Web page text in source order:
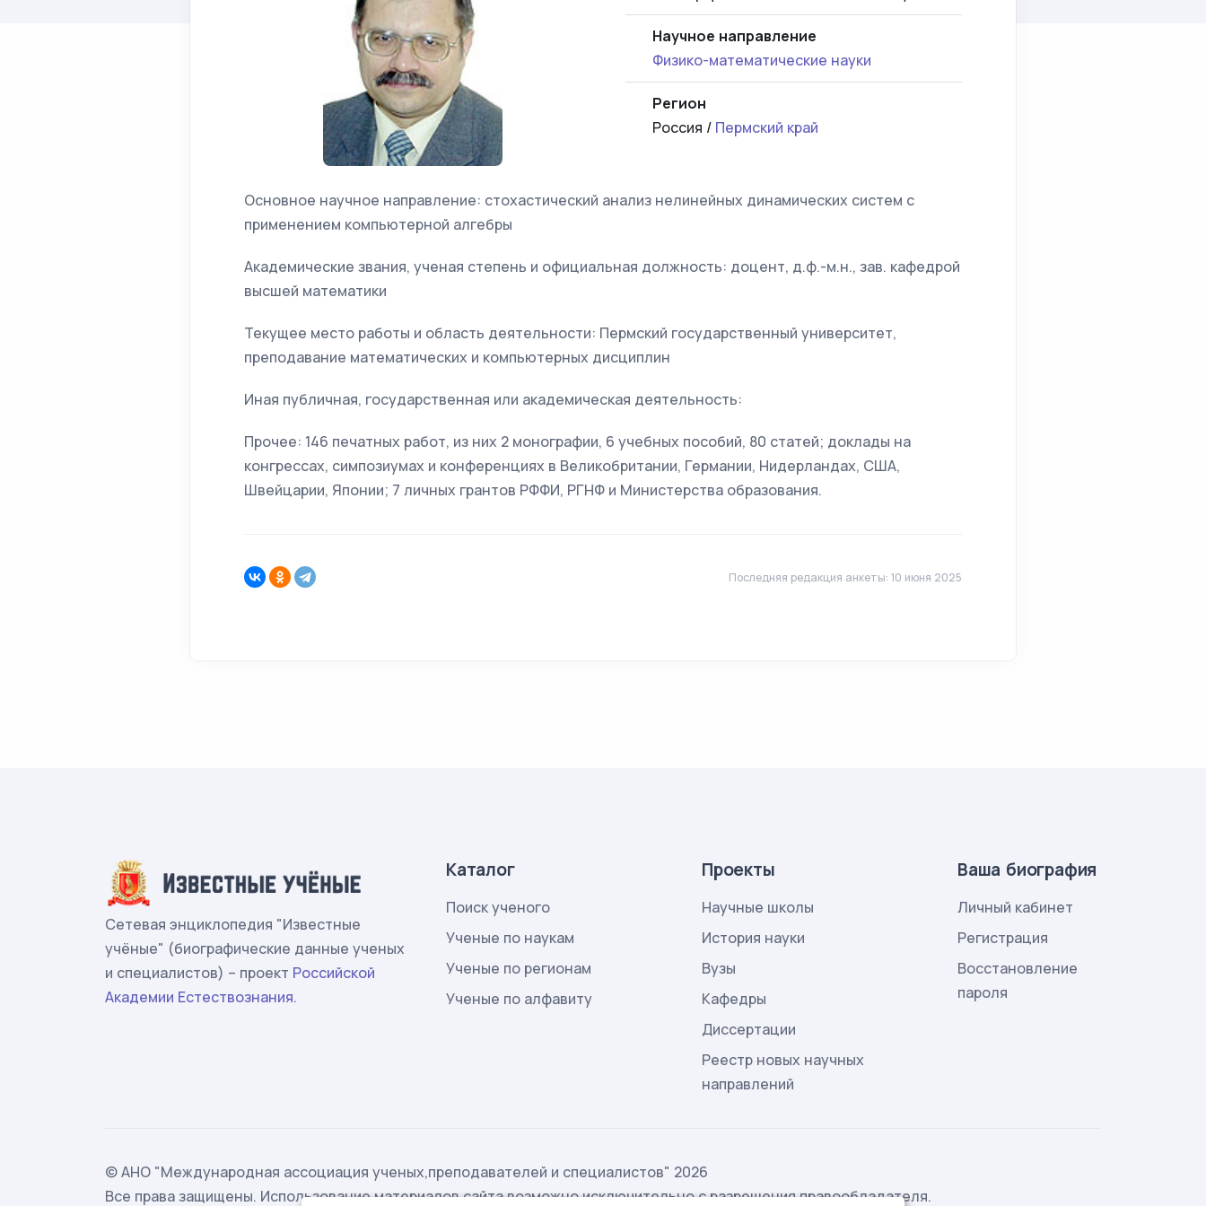
Научное направление
Физико-математические науки
Регион
Россия / Пермский край
Основное научное направление: стохастический анализ нелинейных динамических систем с
применением компьютерной алгебры
Академические звания, ученая степень и официальная должность: доцент, д.ф.-м.н., зав. кафедрой
высшей математики
Текущее место работы и область деятельности: Пермский государственный университет,
преподавание математических и компьютерных дисциплин
Иная публичная, государственная или академическая деятельность:
Прочее: 146 печатных работ, из них 2 монографии, 6 учебных пособий, 80 статей; доклады на
конгрессах, симпозиумах и конференциях в Великобритании, Германии, Нидерландах, США,
Швейцарии, Японии; 7 личных грантов РФФИ, РГНФ и Министерства образования.
Последняя редакция анкеты: 10 июня 2025
Сетевая энциклопедия "Известные
учёные" (биографические данные ученых
и специалистов) – проект Российской
Академии Естествознания.
Каталог
Поиск ученого
Ученые по наукам
Ученые по регионам
Ученые по алфавиту
Проекты
Научные школы
История науки
Вузы
Кафедры
Диссертации
Реестр новых научных
направлений
Ваша биография
Личный кабинет
Регистрация
Восстановление
пароля
© АНО "Международная ассоциация ученых,преподавателей и специалистов" 2026
Все права защищены. Использование материалов сайта возможно исключительно с разрешения правообладателя.